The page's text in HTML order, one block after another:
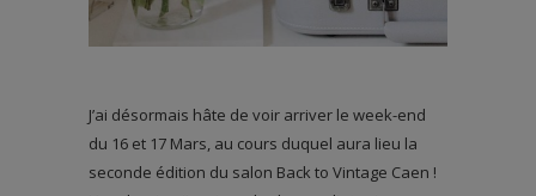
J’ai désormais hâte de voir arriver le week-end
du 16 et 17 Mars, au cours duquel aura lieu la
seconde édition du salon Back to Vintage Caen !